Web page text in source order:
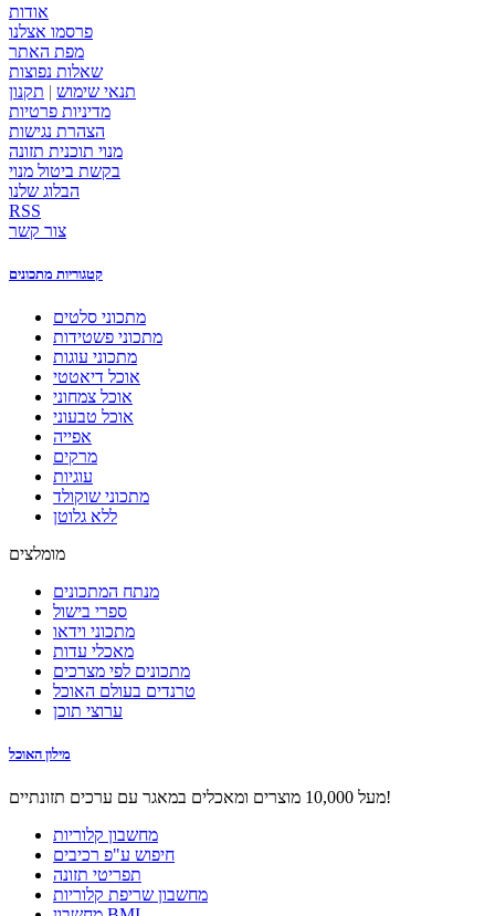
אודות
פרסמו אצלנו
מפת האתר
שאלות נפוצות
תנאי שימוש | תקנון
מדיניות פרטיות
הצהרת נגישות
מנוי תוכנית תזונה
בקשת ביטול מנוי
הבלוג שלנו
RSS
צור קשר
קטגוריות מתכונים
מתכוני סלטים
מתכוני פשטידות
מתכוני עוגות
אוכל דיאטטי
אוכל צמחוני
אוכל טבעוני
אפייה
מרקים
עוגיות
מתכוני שוקולד
ללא גלוטן
מומלצים
מנתח המתכונים
ספרי בישול
מתכוני וידאו
מאכלי עדות
מתכונים לפי מצרכים
טרנדים בעולם האוכל
ערוצי תוכן
מילון האוכל
מעל 10,000 מוצרים ומאכלים במאגר עם ערכים תזונתיים!
מחשבון קלוריות
חיפוש ע"פ רכיבים
תפריטי תזונה
מחשבון שריפת קלוריות